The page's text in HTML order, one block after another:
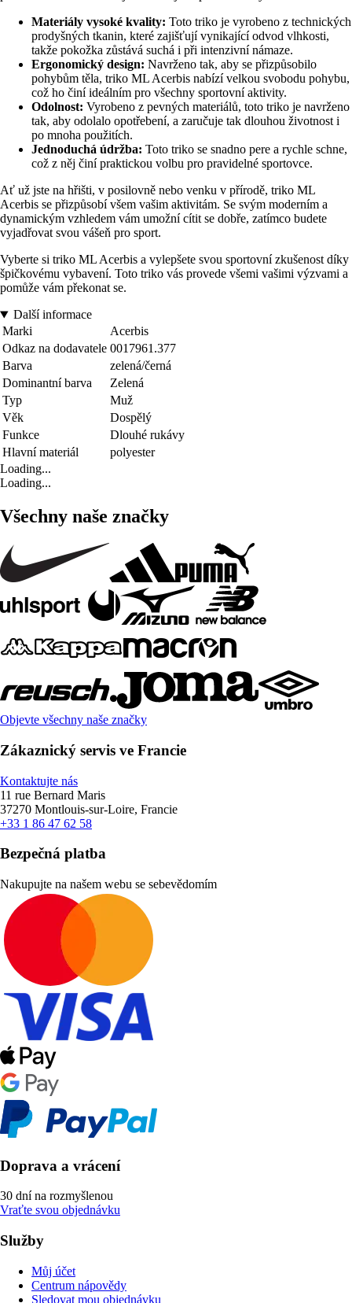
Materiály vysoké kvality: Toto triko je vyrobeno z technických
prodyšných tkanin, které zajišťují vynikající odvod vlhkosti,
takže pokožka zůstává suchá i při intenzivní námaze.
Ergonomický design: Navrženo tak, aby se přizpůsobilo
pohybům těla, triko ML Acerbis nabízí velkou svobodu pohybu,
což ho činí ideálním pro všechny sportovní aktivity.
Odolnost: Vyrobeno z pevných materiálů, toto triko je navrženo
tak, aby odolalo opotřebení, a zaručuje tak dlouhou životnost i
po mnoha použitích.
Jednoduchá údržba: Toto triko se snadno pere a rychle schne,
což z něj činí praktickou volbu pro pravidelné sportovce.
Ať už jste na hřišti, v posilovně nebo venku v přírodě, triko ML
Acerbis se přizpůsobí všem vašim aktivitám. Se svým moderním a
dynamickým vzhledem vám umožní cítit se dobře, zatímco budete
vyjadřovat svou vášeň pro sport.
Vyberte si triko ML Acerbis a vylepšete svou sportovní zkušenost díky
špičkovému vybavení. Toto triko vás provede všemi vašimi výzvami a
pomůže vám překonat se.
Další informace
Marki
Acerbis
Odkaz na dodavatele 0017961.377
Barva
zelená/černá
Dominantní barva
Zelená
Typ
Muž
Věk
Dospělý
Funkce
Dlouhé rukávy
Hlavní materiál
polyester
Loading...
Loading...
Všechny naše značky
Objevte všechny naše značky
Zákaznický servis ve Francie
Kontaktujte nás
11 rue Bernard Maris
37270 Montlouis-sur-Loire, Francie
+33 1 86 47 62 58
Bezpečná platba
Nakupujte na našem webu se sebevědomím
Doprava a vrácení
30 dní na rozmyšlenou
Vraťte svou objednávku
Služby
Můj účet
Centrum nápovědy
Sledovat mou objednávku